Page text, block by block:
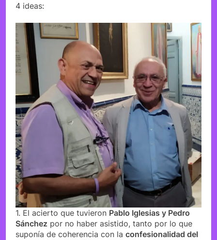
4 ideas:
1. El acierto que tuvieron Pablo Iglesias y Pedro
Sánchez por no haber asistido, tanto por lo que
suponía de coherencia con la confesionalidad del